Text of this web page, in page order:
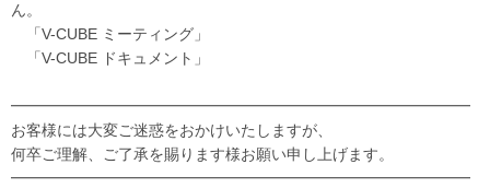
ん。
「V-CUBE ミーティング」
「V-CUBE ドキュメント」
━━━━━━━━━━━━━━━━━━━━━━━━━━━━━━
お客様には大変ご迷惑をおかけいたしますが、
何卒ご理解、ご了承を賜ります様お願い申し上げます。
━━━━━━━━━━━━━━━━━━━━━━━━━━━━━━